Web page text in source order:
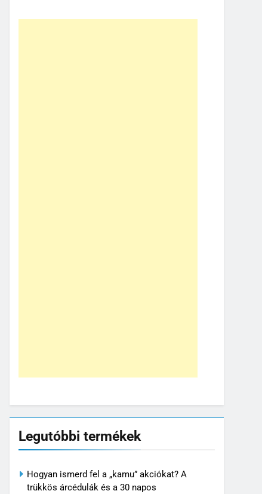
Legutóbbi termékek
Hogyan ismerd fel a „kamu” akciókat? A
trükkös árcédulák és a 30 napos